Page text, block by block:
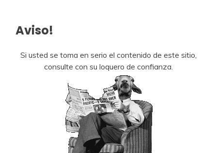
Aviso!
Si usted se toma en serio el contenido de este sitio,
consulte con su loquero de confianza.